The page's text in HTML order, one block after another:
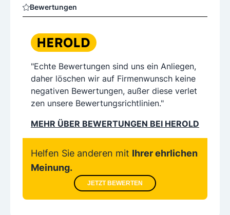
Bewertungen
"Echte Bewertungen sind uns ein Anliegen,
daher löschen wir auf Firmenwunsch keine
negativen Bewertungen, außer diese verlet
zen unsere Bewertungsrichtlinien."
MEHR ÜBER BEWERTUNGEN BEI HEROLD
Helfen Sie anderen mit Ihrer ehrlichen
Meinung.
JETZT BEWERTEN